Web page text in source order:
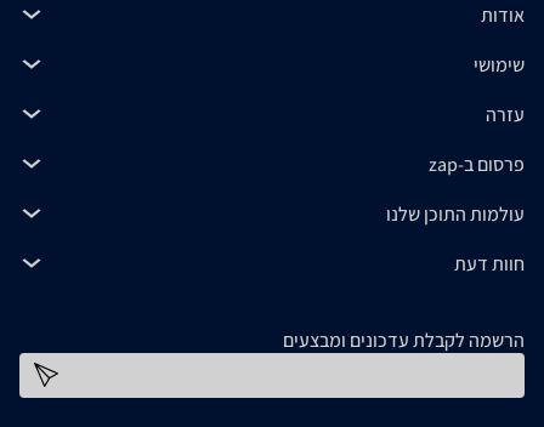
אודות
שימושי
עזרה
פרסום ב-zap
עולמות התוכן שלנו
חוות דעת
הרשמה לקבלת עדכונים ומבצעים